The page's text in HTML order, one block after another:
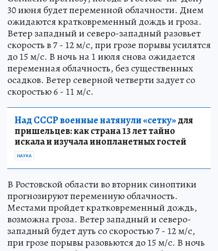
30 июня будет переменной облачности. Днем
ожидаются кратковременный дождь и гроза.
Ветер западный и северо-западный разовьет
скорость в 7 - 12 м/с, при грозе порывы усилятся
до 15 м/с. В ночь на 1 июля снова ожидается
переменная облачность, без существенных
осадков. Ветер северной четверти задует со
скоростью 6 - 11 м/с.
Над СССР военные натянули «сетку»для
пришельцев: как страна 13 лет тайно
искала и изучала инопланетных гостей
НАУКА
В Ростовской области во вторник синоптики
прогнозируют переменную облачность.
Местами пройдет кратковременный дождь,
возможна гроза. Ветер западный и северо-
западный будет дуть со скоростью 7 - 12 м/с,
при грозе порывы разовьются до 15 м/с. В ночь